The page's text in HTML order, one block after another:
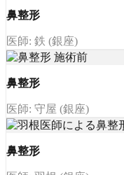
鼻整形
医師: 鉄 (銀座)
鼻整形
医師: 守屋 (銀座)
鼻整形